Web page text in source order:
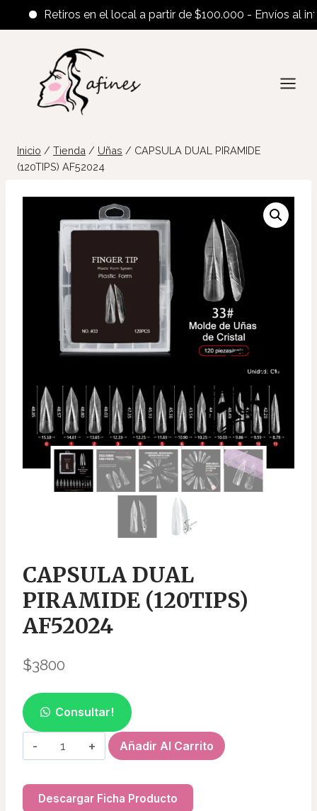
Retiros en el local a partir de $100.000 - Envíos al
contenido
Inicio / Tienda / Uñas / CAPSULA DUAL PIRAMIDE
(120TIPS) AF52024
CAPSULA DUAL
PIRAMIDE (120TIPS)
AF52024
$3800
Consultar!
CAPSULA
DUAL
(120TIPS)
Añadir Al Carrito
Descargar Ficha Producto